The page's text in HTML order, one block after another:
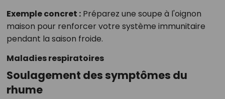
Exemple concret :Préparez une soupe à l'oignon
maison pour renforcer votre système immunitaire
pendant la saison froide.
Maladies respiratoires
Soulagement des symptômes du
rhume